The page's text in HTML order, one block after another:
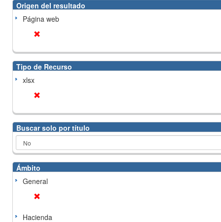
Origen del resultado
Página web
Tipo de Recurso
xlsx
Buscar solo por título
Ámbito
General
Hacienda